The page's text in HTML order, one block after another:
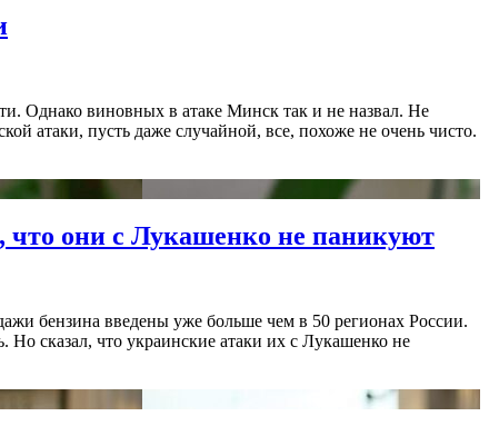
Однако виновных в атаке Минск так и не назвал. Не
атаки, пусть даже случайной, все, похоже не очень чисто.
что они с Лукашенко не паникуют
бензина введены уже больше чем в 50 регионах России.
сказал, что украинские атаки их с Лукашенко не